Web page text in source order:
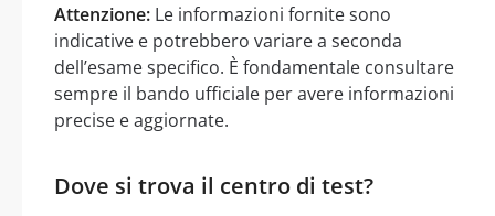
Attenzione: Le informazioni fornite sono
indicative e potrebbero variare a seconda
dell’esame specifico. È fondamentale consultare
sempre il bando ufficiale per avere informazioni
precise e aggiornate.
Dove si trova il centro di test?